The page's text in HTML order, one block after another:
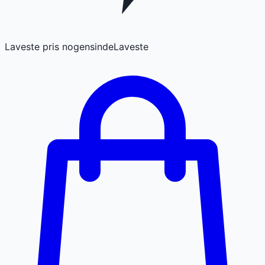
Laveste pris nogensindeLaveste